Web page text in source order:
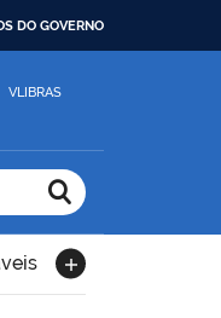
DO GOVERNO
VLIBRAS
Buscar no portal